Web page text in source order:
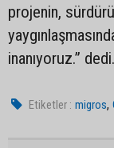
projenin,
inanıyoruz.” dedi.
Etiketler : migros,